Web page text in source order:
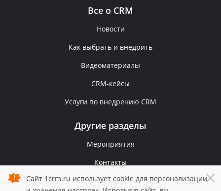
Сайт 1crm.ru использует cookie для персонализации×
Все о CRM
Новости
Как выбрать и внедрить
Видеоматериалы
CRM-кейсы
Услуги по внедрению CRM
Другие разделы
Мероприятия
Контакты
Политика конфиденциальности